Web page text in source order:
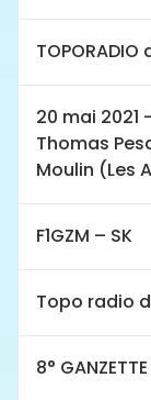
20 mai
Thomas
Moulin (Les
F1GZM – SK
Topo radio
8°